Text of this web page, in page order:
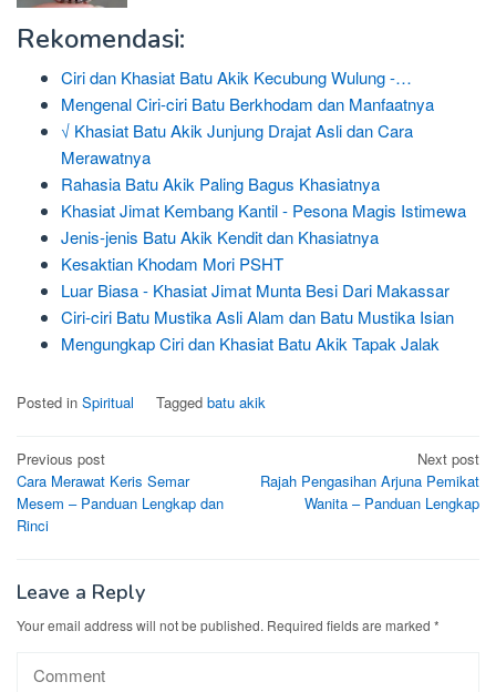
Rekomendasi:
Ciri dan Khasiat Batu Akik Kecubung Wulung -…
Mengenal Ciri-ciri Batu Berkhodam dan Manfaatnya
√ Khasiat Batu Akik Junjung Drajat Asli dan Cara
Merawatnya
Rahasia Batu Akik Paling Bagus Khasiatnya
Khasiat Jimat Kembang Kantil - Pesona Magis Istimewa
Jenis-jenis Batu Akik Kendit dan Khasiatnya
Kesaktian Khodam Mori PSHT
Luar Biasa - Khasiat Jimat Munta Besi Dari Makassar
Ciri-ciri Batu Mustika Asli Alam dan Batu Mustika Isian
Mengungkap Ciri dan Khasiat Batu Akik Tapak Jalak
Posted in Spiritual Tagged batu akik
Post
navigation
Previous post
Cara Merawat Keris Semar
Mesem – Panduan Lengkap dan
Rinci
Next post
Rajah Pengasihan Arjuna Pemikat
Wanita – Panduan Lengkap
Leave a Reply
Your email address will not be published. Required fields are marked *